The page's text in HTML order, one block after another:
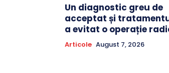
Un diagnostic greu de
acceptat și
a evitat o operație
Articole August 7, 2026